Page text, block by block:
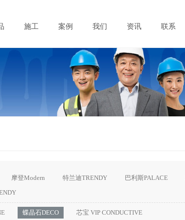
施工 案例 我们 资讯 联系
摩登Modern 特兰迪TRENDY 巴利斯PALACE
蝶晶石DECO 芯宝 VIP CONDUCTIVE